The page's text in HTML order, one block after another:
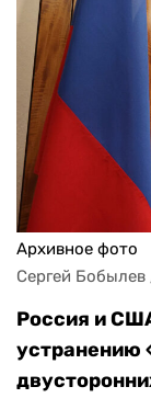
Архивное фото
Сергей
Россия и
устранению